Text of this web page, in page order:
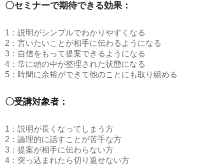
〇セミナーで期待できる効果：
1：説明がシンプルでわかりやすくなる
2：言いたいことが相手に伝わるようになる
3：自信をもって提案できるようになる
4：常に頭の中が整理された状態になる
5：時間に余裕ができて他のことにも取り組める
〇受講対象者：
1：説明が長くなってしまう方
2：論理的に話すことが苦手な方
3：提案が相手に伝わらない方
4：突っ込まれたら切り返せない方